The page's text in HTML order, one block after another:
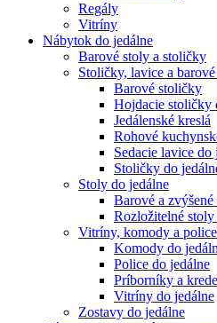
Regály
Vitríny
Nábytok do jedálne
Barové stoly a stoličky
Stoličky, lavice a
Barové stoličky
Hojdacie stoličky
Jedálenské kreslá
Rohové
Sedacie lavice do
Stoličky do
Stoly do jedálne
Barové a
Rozložitelné stoly
Vitríny, komody a
Komody do
Police do jedálne
Príborníky a
Vitríny do jedálne
Zostavy do jedálne